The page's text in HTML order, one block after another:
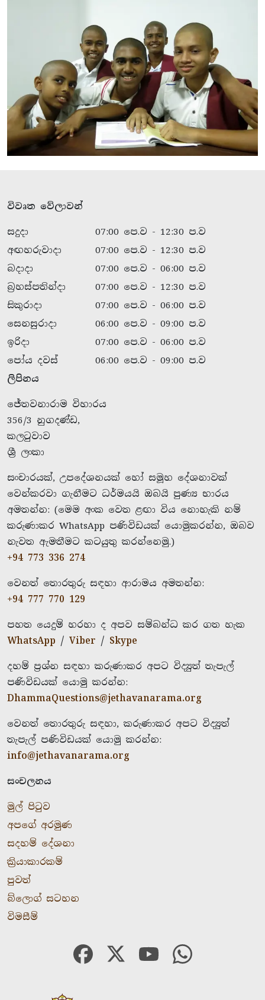
විවෘත වේලාවන්
සදුදා
07:00 පෙ.ව - 12:30 ප.ව
අඟහරුවාදා
07:00 පෙ.ව - 12:30 ප.ව
බදාදා
07:00 පෙ.ව - 06:00 ප.ව
බ්‍රහස්පතින්දා
07:00 පෙ.ව - 12:30 ප.ව
සිකුරාදා
07:00 පෙ.ව - 06:00 ප.ව
සෙනසුරාදා
06:00 පෙ.ව - 09:00 ප.ව
ඉරිදා
07:00 පෙ.ව - 06:00 ප.ව
පෝය දවස්
06:00 පෙ.ව - 09:00 ප.ව
ලිපිනය
ජේතවනාරාම විහාරය
356/3 නුගදණ්ඩ,
කලටුවාව
ශ්‍රී ලංකා
සංචාරයක්, උපදේශනයක් හෝ සමූහ දේශනාවක්
වෙන්කරවා ගැනීමට ධර්මයයි ඔබයි පුණ්‍ය භාරය
අමතන්න: (මෙම අංක වෙත ළඟා විය නොහැකි නම්
කරුණාකර WhatsApp පණිවිඩයක් යොමුකරන්න, ඔබව
නැවත ඇමතීමට කටයුතු කරන්නෙමු.)
+94 773 336 274
වෙනත් තොරතුරු සඳහා ආරාමය අමතන්න:
+94 777 770 129
පහත යෙදුම් හරහා ද අපව සම්බන්ධ කර ගත හැක
WhatsApp / Viber / Skype
දහම් ප්‍රශ්න සඳහා කරුණාකර අපට විද්‍යුත් තැපැල්
පණිවිඩයක් යොමු කරන්න:
DhammaQuestions@jethavanarama.org
වෙනත් තොරතුරු සඳහා, කරුණාකර අපට විද්‍යුත්
තැපැල් පණිවිඩයක් යොමු කරන්න:
info@jethavanarama.org
සංචලනය
මුල් පිටුව
අපගේ අරමුණ
සදහම් දේශනා
ක්‍රියාකාරකම්
පුවත්
බ්ලොග් සටහන
විමසීම්